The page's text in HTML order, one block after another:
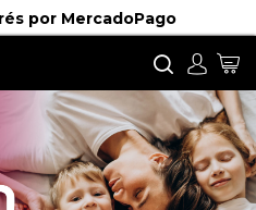
Llamanos: 0800-220-0010
Buscar